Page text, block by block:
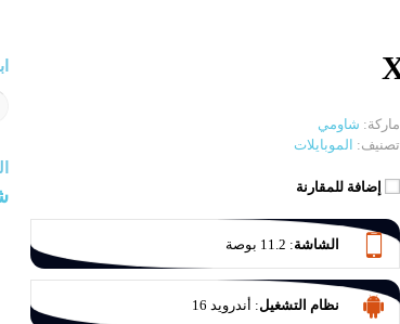
ماركة: شاومي
تصنيف: الموبايلات
إضافة للمقارنة
الشاشة: 11.2 بوصة
نظام التشغيل: أندرويد 16